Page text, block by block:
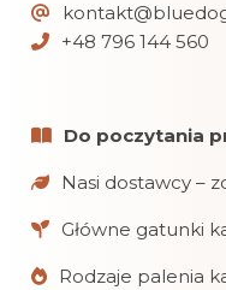
+48 796 144 560
Do poczytania
Nasi dostawcy –
Główne gatunki
Rodzaje palenia